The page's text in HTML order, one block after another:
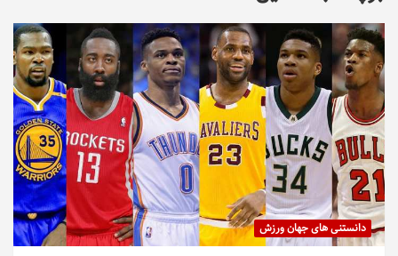
دانستنی های جهان ورزش